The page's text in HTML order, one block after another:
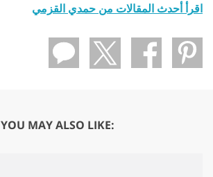
اقرأ أحدث المقالات من حمدي القزمي
YOU MAY ALSO LIKE: